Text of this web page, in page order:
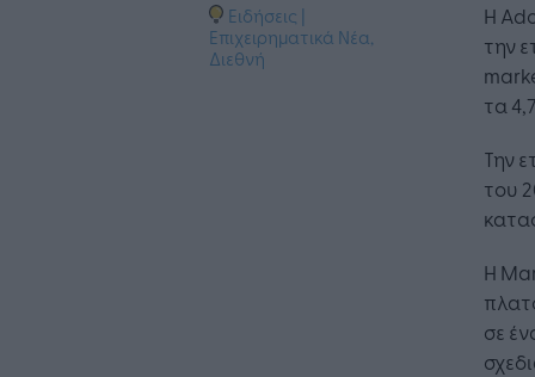
Ειδήσεις |
Επιχειρηματικά Νέα,
Διεθνή
Η
την
τα
Την
του
Η
σε